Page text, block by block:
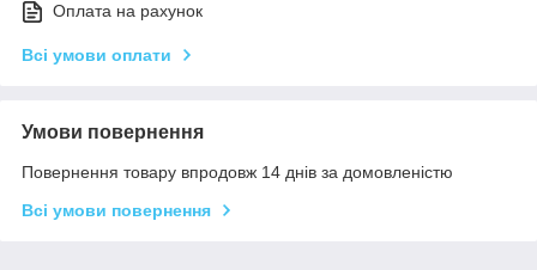
Оплата на рахунок
Всі умови оплати
Умови повернення
Повернення товару впродовж 14 днів за домовленістю
Всі умови повернення